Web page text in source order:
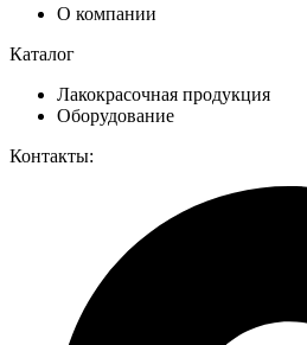
О компании
Каталог
Лакокрасочная продукция
Оборудование
Контакты: